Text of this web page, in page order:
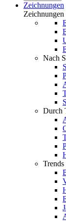
Zeichnungen
Zeichnungen
Nach
Durch
Trends